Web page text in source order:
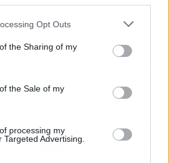
Opt Outs
the Sharing of my
the Sale of my
processing my
Advertising.
en la cena
en verano es una fiesta
el
Ruta del Vino del
Condado de Huelva: la